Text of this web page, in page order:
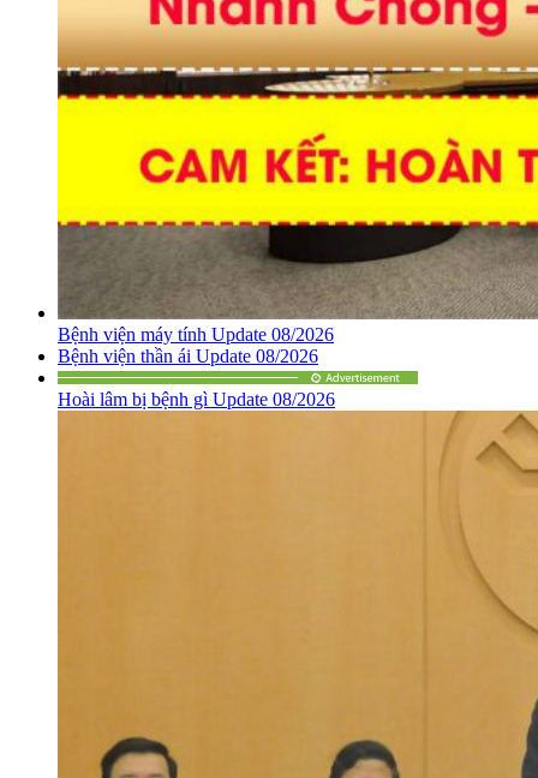
Bệnh viện máy tính Update 08/2026
Bệnh viện thần ái Update 08/2026
Hoài lâm bị bệnh gì Update 08/2026